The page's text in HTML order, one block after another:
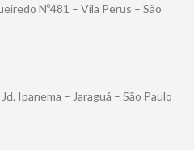
Nº481 – Vila Perus – São
Ipanema – Jaraguá – São Paulo